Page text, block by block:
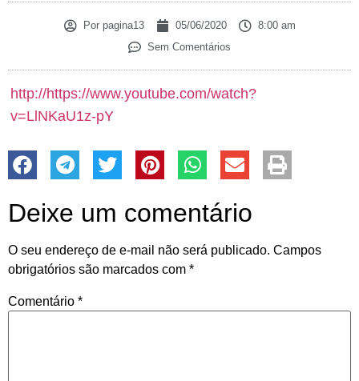
Porpagina13 05/06/2020
8:00 am
Sem Comentários
http://https://www.youtube.com/watch?
v=LlNKaU1z-pY
Deixe um comentário
O seu endereço de e-mail não será publicado. Campos
obrigatórios são marcados com *
Comentário *